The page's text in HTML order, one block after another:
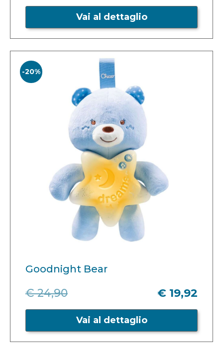
Vai al dettaglio
-20%
Goodnight Bear
€ 24,90 € 19,92
Vai al dettaglio